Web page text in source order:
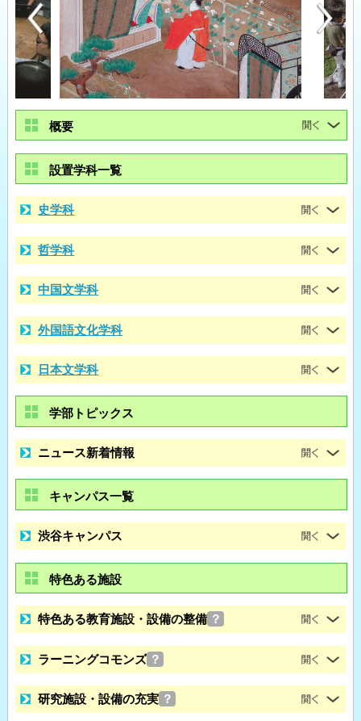
概要
設置学科一覧
史学科
哲学科
中国文学科
外国語文化学科
日本文学科
学部トピックス
ニュース新着情報
キャンパス一覧
渋谷キャンパス
特色ある施設
特色ある教育施設・設備の整備 ？
ラーニングコモンズ ？
研究施設・設備の充実 ？